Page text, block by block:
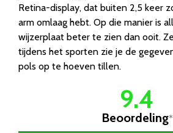
Retina-display, dat buiten 2,5 keer
arm omlaag hebt. Op die manier is
wijzerplaat beter te zien dan ooit.
tijdens het sporten zie je de
pols op te hoeven tillen.
9.4
Beoordeling*